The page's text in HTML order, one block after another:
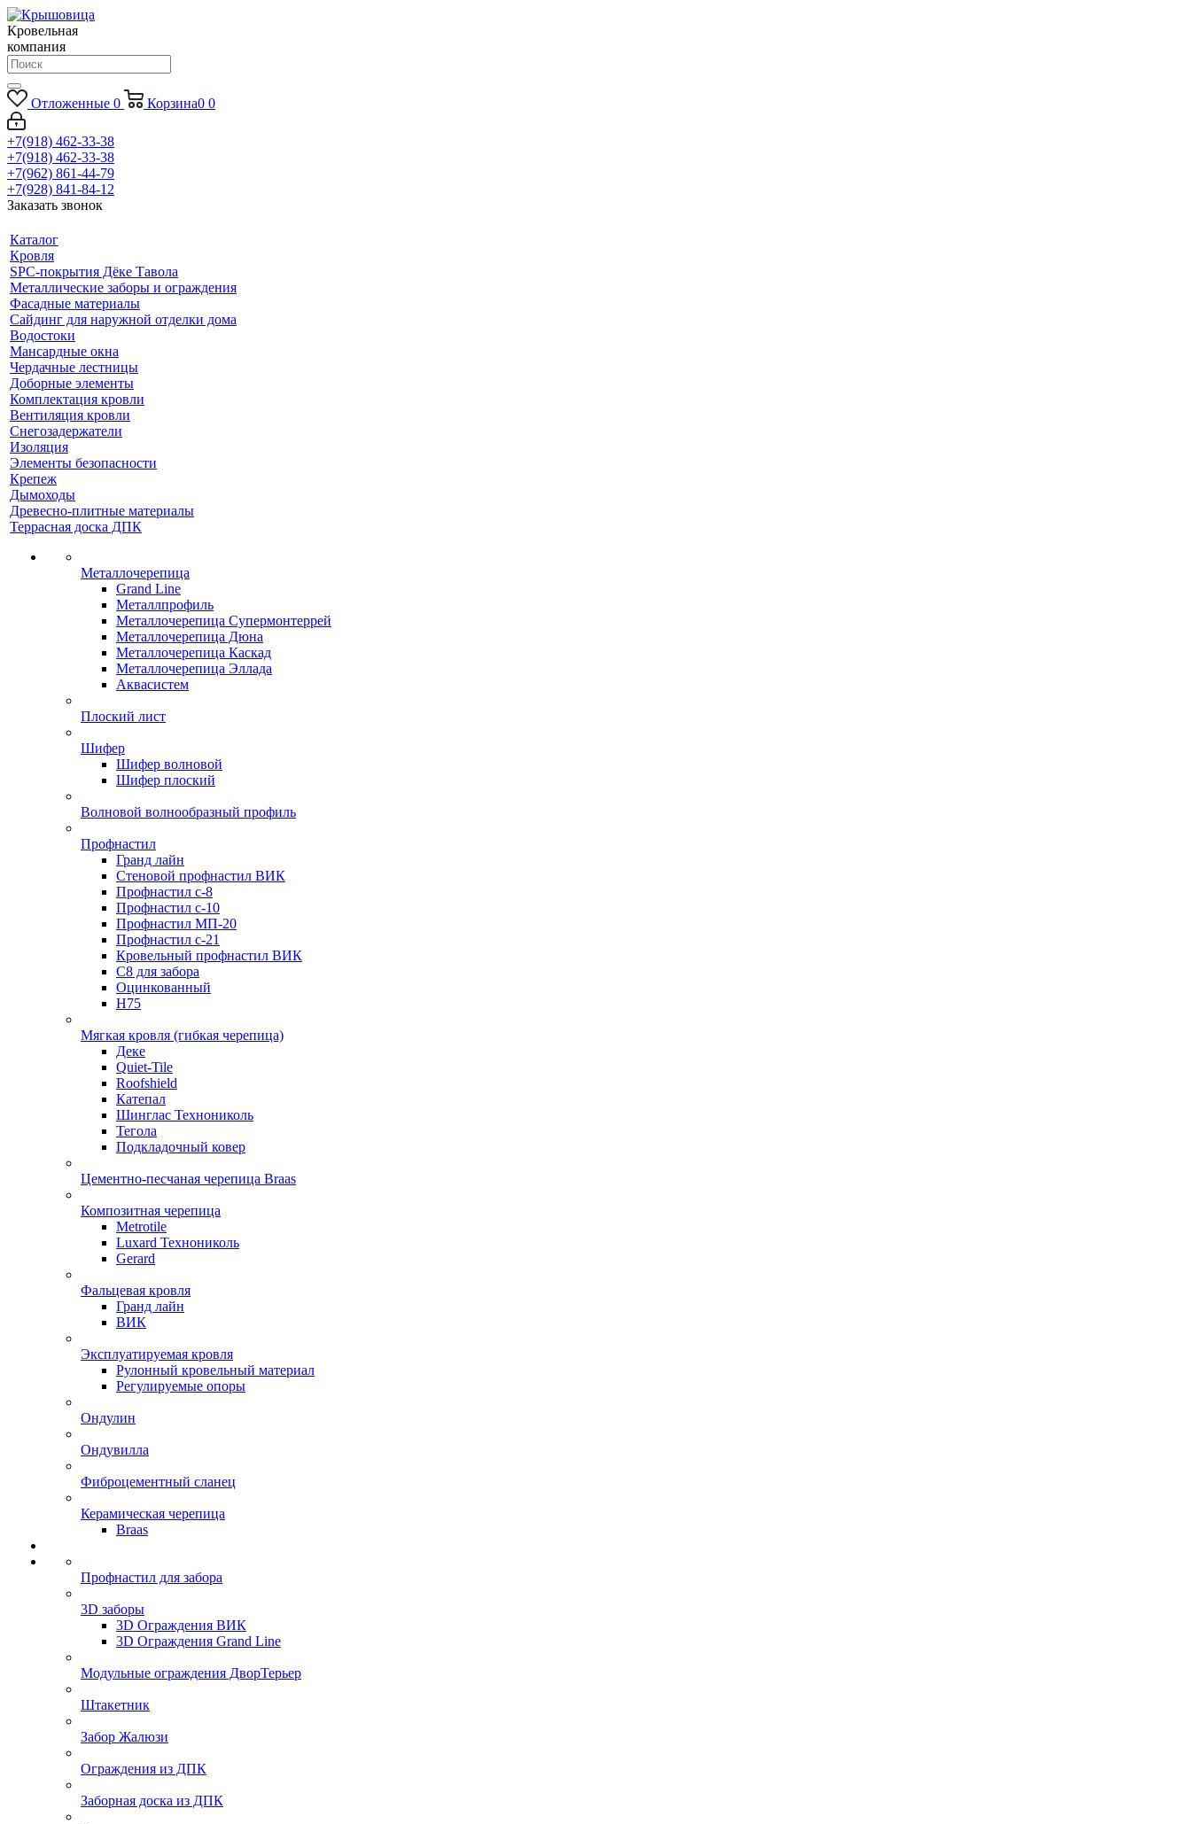
Кровельная
компания
Отложенные 0 Корзина0 0
+7(918) 462-33-38
+7(918) 462-33-38
+7(962) 861-44-79
+7(928) 841-84-12
Заказать звонок
Каталог
Кровля
SPC-покрытия Дёке Тавола
Металлические заборы и ограждения
Фасадные материалы
Сайдинг для наружной отделки дома
Водостоки
Мансардные окна
Чердачные лестницы
Доборные элементы
Комплектация кровли
Вентиляция кровли
Снегозадержатели
Изоляция
Элементы безопасности
Крепеж
Дымоходы
Древесно-плитные материалы
Террасная доска ДПК
Металлочерепица
Grand Line
Металлпрофиль
Металлочерепица Супермонтеррей
Металлочерепица Дюна
Металлочерепица Каскад
Металлочерепица Эллада
Аквасистем
Плоский лист
Шифер
Шифер волновой
Шифер плоский
Волновой волнообразный профиль
Профнастил
Гранд лайн
Стеновой профнастил ВИК
Профнастил с-8
Профнастил с-10
Профнастил МП-20
Профнастил с-21
Кровельный профнастил ВИК
С8 для забора
Оцинкованный
Н75
Мягкая кровля (гибкая черепица)
Деке
Quiet-Tile
Roofshield
Катепал
Шинглас Технониколь
Тегола
Подкладочный ковер
Цементно-песчаная черепица Braas
Композитная черепица
Metrotile
Luxard Технониколь
Gerard
Фальцевая кровля
Гранд лайн
ВИК
Эксплуатируемая кровля
Рулонный кровельный материал
Регулируемые опоры
Ондулин
Ондувилла
Фиброцементный сланец
Керамическая черепица
Braas
Профнастил для забора
3D заборы
3D Ограждения ВИК
3D Ограждения Grand Line
Модульные ограждения ДворТерьер
Штакетник
Забор Жалюзи
Ограждения из ДПК
Заборная доска из ДПК